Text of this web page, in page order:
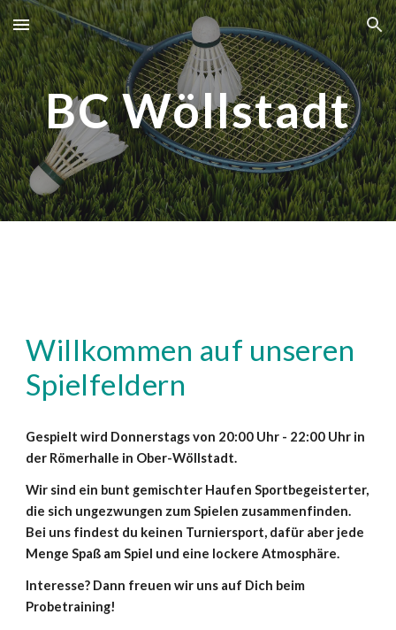
Skip to main content Skip to navigation
BC Wöllstadt
Willkommen auf unseren
Spielfeldern
Gespielt wird Donnerstags von 20:00 Uhr - 22:00 Uhr in
der Römerhalle in Ober-Wöllstadt.
Wir sind ein bunt gemischter Haufen Sportbegeisterter,
die sich ungezwungen zum Spielen zusammenfinden.
Bei uns findest du keinen Turniersport, dafür aber jede
Menge Spaß am Spiel und eine lockere Atmosphäre.
Interesse? Dann freuen wir uns auf Dich beim
Probetraining!